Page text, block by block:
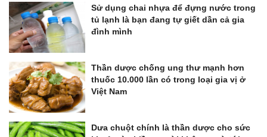
Sử dụng chai nhựa để đựng nước trong
tủ lạnh là bạn đang tự giết dần cả gia
đình mình
Thần dược chống ung thư mạnh hơn
thuốc 10.000 lần có trong loại gia vị ở
Việt Nam
Dưa chuột chính là thần dược cho sức